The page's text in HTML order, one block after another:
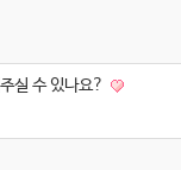
실 수 있나요?